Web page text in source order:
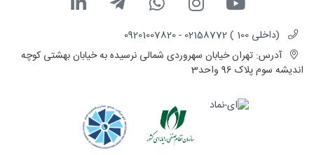
(داخلی 100 ) 02158772 - 09201007820
آدرس: تهران خیابان سهروردی شمالی نرسیده به خیابان بهشتی کوچه
اندیشه سوم پلاک 96 واحد3